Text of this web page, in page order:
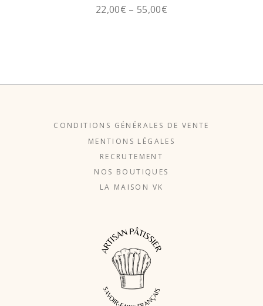
22,00€ – 55,00€
CONDITIONS GÉNÉRALES DE VENTE
MENTIONS LÉGALES
RECRUTEMENT
NOS BOUTIQUES
LA MAISON VK